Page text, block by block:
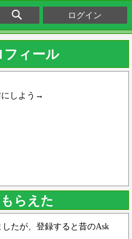
ログイン
フィール
にしよう→
らえた
したが、登録すると昔のAsk